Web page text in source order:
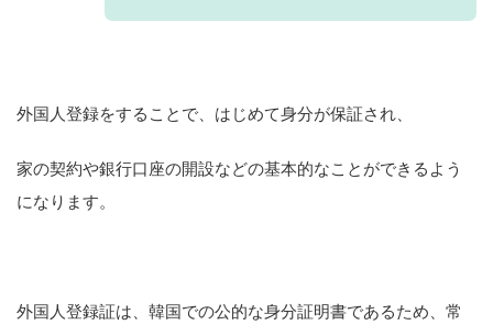
外国人登録をすることで、はじめて身分が保証され、
家の契約や銀行口座の開設などの基本的なことができるよう
になります。
外国人登録証は、韓国での公的な身分証明書であるため、常